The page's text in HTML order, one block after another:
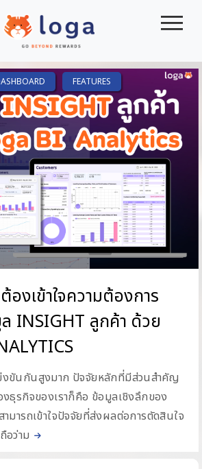
|||
FEATURES
องเข้าใจความต้องการ
INSIGHT ลูกค้า ด้วย
ขันกันสูงมาก ปัจจัยหลักที่มีส่วนสำคัญ
ธุรกิจของเราก็คือ ข้อมูลเชิงลึกของ
มารถเข้าใจปัจจัยที่ส่งผลต่อการตัดสินใจ
อว่าม